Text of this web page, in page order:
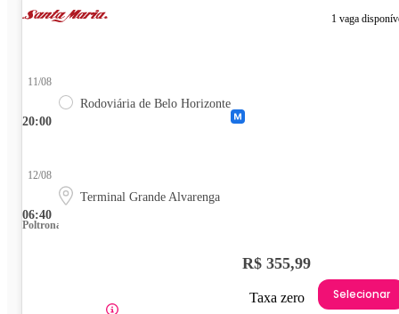
1 vaga
20:00
11/08
Rodoviária de Belo Horizonte
06:40
12/08
Terminal Grande Alvarenga
Poltrona
R$ 355,99
Taxa zero Selecionar